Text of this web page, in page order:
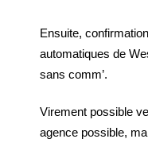
Ensuite,
automatiques de
sans comm’.
Virement possible
agence possible,